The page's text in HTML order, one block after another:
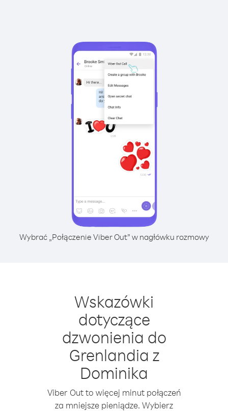
Wybrać „Połączenie Viber Out” w nagłówku rozmowy
Wskazówki
dotyczące
dzwonienia do
Grenlandia z
Dominika
Viber Out to więcej minut połączeń
za mniejsze pieniądze. Wybierz